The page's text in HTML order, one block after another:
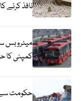
نافذ کرنے
کمپنی کا
حکومت سے